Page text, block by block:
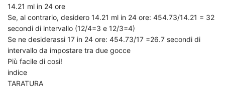
14.21 ml in 24 ore
Se, al contrario, desidero 14.21 ml in 24 ore: 454.73/14.21 = 32
secondi di intervallo (12/4=3 e 12/3=4)
Se ne desiderassi 17 in 24 ore: 454.73/17 =26.7 secondi di
intervallo da impostare tra due gocce
Più facile di cosi!
indice
TARATURA